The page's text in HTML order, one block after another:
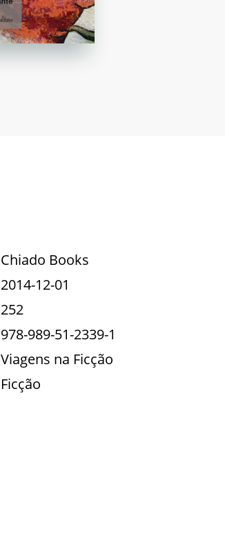
Chiado Books
2014-12-01
252
978-989-51-2339-1
Viagens na Ficção
Ficção